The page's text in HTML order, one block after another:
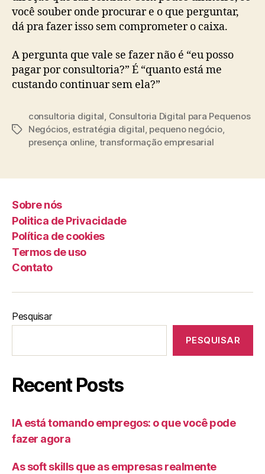
você souber onde procurar e o que perguntar,
dá pra fazer isso sem comprometer o caixa.
A pergunta que vale se fazer não é “eu posso
pagar por consultoria?” É “quanto está me
custando continuar sem ela?”
Tags
consultoria digital Consultoria Digital para Pequenos
Negócios, estratégia digital pequeno negócio,
presença online transformação empresarial
Sobre nós
Politica de Privacidade
Política de cookies
Termos de uso
Contato
Pesquisar
PESQUISAR
Recent Posts
IA está tomando empregos: o que você pode
fazer agora
As soft skills que as empresas realmente